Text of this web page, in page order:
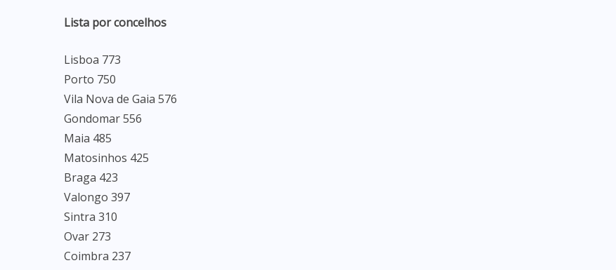
Lista por concelhos
Lisboa 773
Porto 750
Vila Nova de Gaia 576
Gondomar 556
Maia 485
Matosinhos 425
Braga 423
Valongo 397
Sintra 310
Ovar 273
Coimbra 237